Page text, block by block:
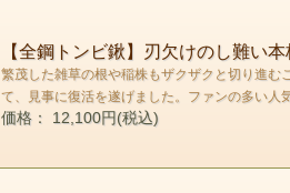
【全鋼トンビ鍬】刃欠けのし難い
繁茂した雑草の根や稲株もザクザクと切り進
て、見事に復活を遂げました。ファンの多い人
価格： 12,100円(税込)